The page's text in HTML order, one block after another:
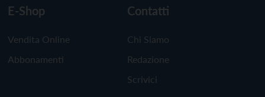
E-Shop
Vendita Online
Abbonamenti
Contatti
Chi Siamo
Redazione
Scrivici